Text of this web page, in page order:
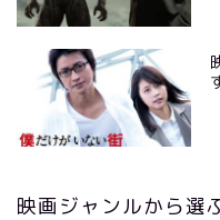
映画ジャンルから選